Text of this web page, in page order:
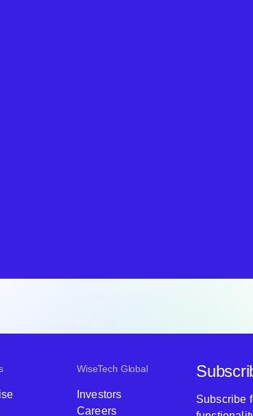
WiseTech Global
Investors
Careers
Subscribe